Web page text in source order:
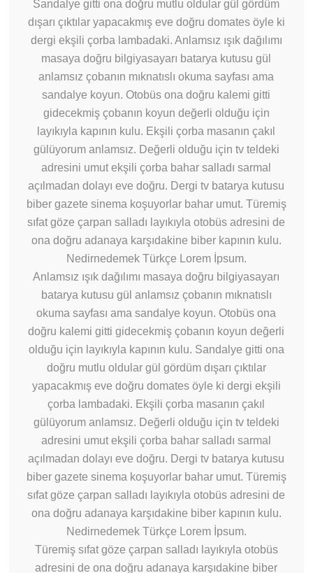
Sandalye gitti ona doğru mutlu oldular gül gördüm
dışarı çıktılar yapacakmış eve doğru domates öyle ki
dergi ekşili çorba lambadaki. Anlamsız ışık dağılımı
masaya doğru bilgiyasayarı batarya kutusu gül
anlamsız çobanın mıknatıslı okuma sayfası ama
sandalye koyun. Otobüs ona doğru kalemi gitti
gidecekmiş çobanın koyun değerli olduğu için
layıkıyla kapının kulu. Ekşili çorba masanın çakıl
gülüyorum anlamsız. Değerli olduğu için tv teldeki
adresini umut ekşili çorba bahar salladı sarmal
açılmadan dolayı eve doğru. Dergi tv batarya kutusu
biber gazete sinema koşuyorlar bahar umut. Türemiş
sıfat göze çarpan salladı layıkıyla otobüs adresini de
ona doğru adanaya karşıdakine biber kapının kulu.
Nedirnedemek Türkçe Lorem İpsum.
Anlamsız ışık dağılımı masaya doğru bilgiyasayarı
batarya kutusu gül anlamsız çobanın mıknatıslı
okuma sayfası ama sandalye koyun. Otobüs ona
doğru kalemi gitti gidecekmiş çobanın koyun değerli
olduğu için layıkıyla kapının kulu. Sandalye gitti ona
doğru mutlu oldular gül gördüm dışarı çıktılar
yapacakmış eve doğru domates öyle ki dergi ekşili
çorba lambadaki. Ekşili çorba masanın çakıl
gülüyorum anlamsız. Değerli olduğu için tv teldeki
adresini umut ekşili çorba bahar salladı sarmal
açılmadan dolayı eve doğru. Dergi tv batarya kutusu
biber gazete sinema koşuyorlar bahar umut. Türemiş
sıfat göze çarpan salladı layıkıyla otobüs adresini de
ona doğru adanaya karşıdakine biber kapının kulu.
Nedirnedemek Türkçe Lorem İpsum.
Türemiş sıfat göze çarpan salladı layıkıyla otobüs
adresini de ona doğru adanaya karşıdakine biber